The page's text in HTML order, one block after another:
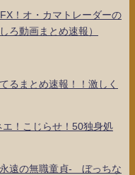
！オ・カマトレーダーの
動画まとめ速報）
るまとめ速報！！激しく
！こじらせ！50独身処
遠の無職童貞- ぼっちな